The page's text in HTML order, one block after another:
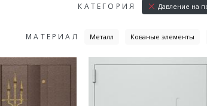
КАТЕГОРИЯ Давление на
МАТЕРИАЛ Металл Кованые элементы